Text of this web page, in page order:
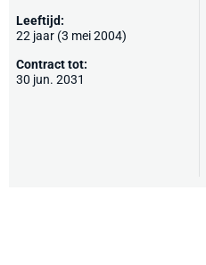
Leeftijd:
22 jaar (3 mei 2004)
Contract tot:
30 jun. 2031